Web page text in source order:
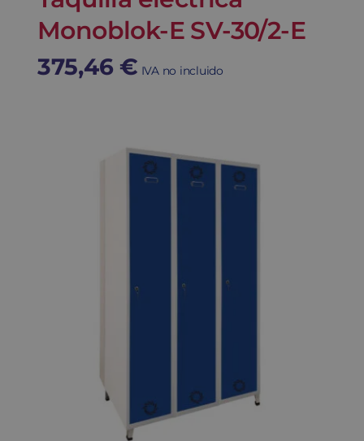
Monoblok-E SV-30/2-E
375,46 € IVA no incluido